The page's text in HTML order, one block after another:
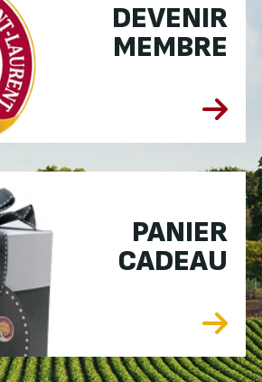
DEVENIR
MEMBRE
PANIER
CADEAU